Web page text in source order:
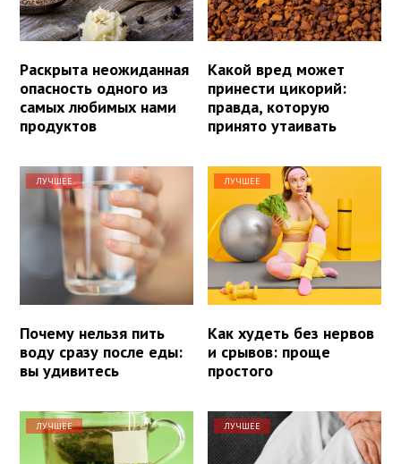
Раскрыта неожиданная
опасность одного из
самых любимых нами
продуктов
Какой вред может
принести цикорий:
правда, которую
принято утаивать
ЛУЧШЕЕ
Почему нельзя пить
воду сразу после еды:
вы удивитесь
ЛУЧШЕЕ
Как худеть без нервов
и срывов: проще
простого
ЛУЧШЕЕ ЛУЧШЕЕ